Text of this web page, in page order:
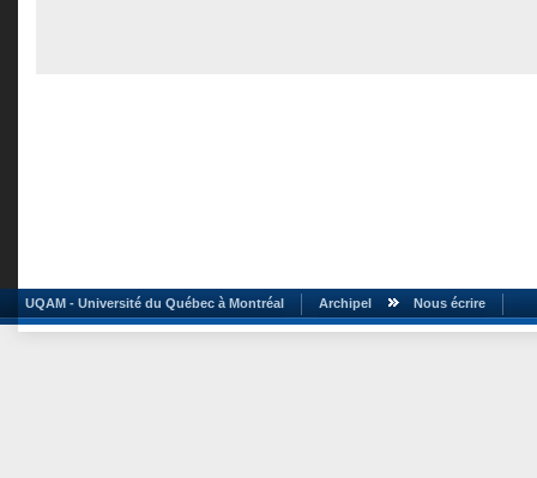
UQAM - Université du Québec à Montréal Archipel Nous écrire